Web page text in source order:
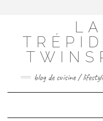
blog de cuisine /